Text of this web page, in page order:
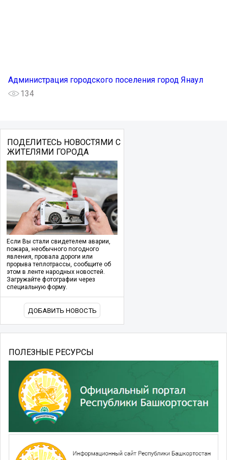
Администрация городского поселения город Янаул
134
ПОДЕЛИТЕСЬ НОВОСТЯМИ С
ЖИТЕЛЯМИ ГОРОДА
Если Вы стали свидетелем аварии,
пожара, необычного погодного
явления, провала дороги или
прорыва теплотрассы, сообщите об
этом в ленте народных новостей.
Загружайте фотографии через
специальную форму.
ДОБАВИТЬ НОВОСТЬ
ПОЛЕЗНЫЕ РЕСУРСЫ